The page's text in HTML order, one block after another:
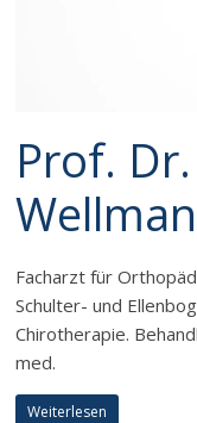
Prof.
Facharzt für
Schulter- und
Chirotherapie.
med.
Weiterlesen